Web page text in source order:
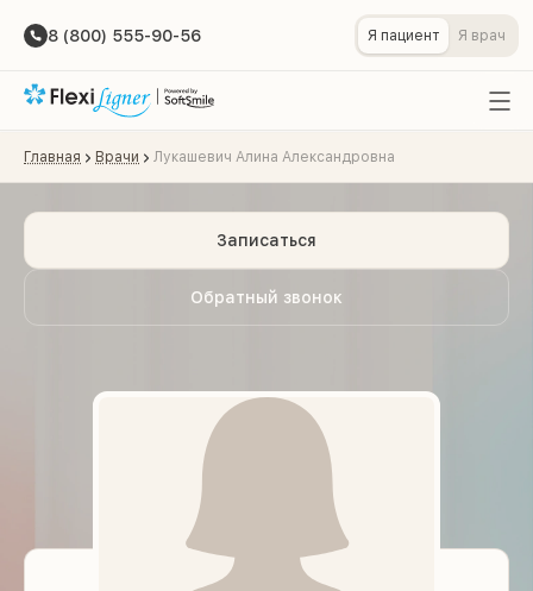
8 (800) 555-90-56 Я пациент Я врач
Главная Врачи Лукашевич Алина Александровна
Обратный звонок
Записаться